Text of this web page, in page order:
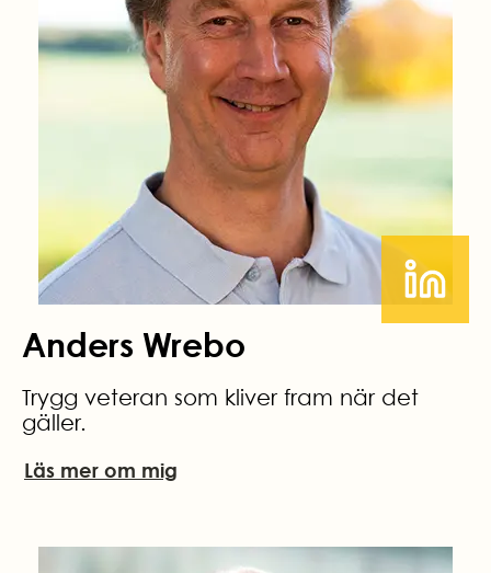
Anders Wrebo
Trygg veteran som kliver fram när det
gäller.
Läs mer om mig